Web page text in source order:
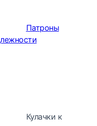
Патроны
Кулачки к